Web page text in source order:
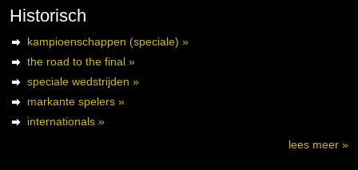
Historisch
kampioenschappen (speciale) »
the road to the final »
speciale wedstrijden »
markante spelers »
internationals »
lees meer »